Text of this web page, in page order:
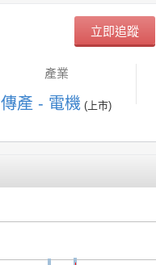
立即追蹤
產業
傳產 - 電機 (上市)